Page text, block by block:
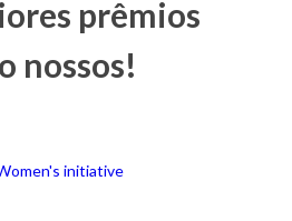
prêmios
nossos!